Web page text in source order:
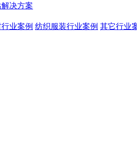
决方案
业案例 纺织服装行业案例 其它行业